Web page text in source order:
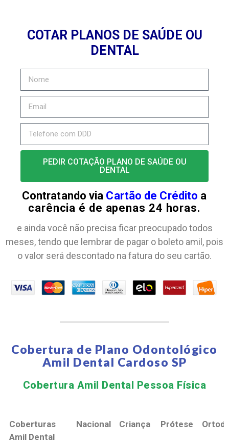
COTAR PLANOS DE SAÚDE OU
DENTAL
PEDIR COTAÇÃO PLANO DE SAÚDE OU
DENTAL
Contratando via Cartão de Crédito a
carência é de apenas 24 horas.
e ainda você não precisa ficar preocupado todos
meses, tendo que lembrar de pagar o boleto amil, pois
o valor será descontado na fatura do seu cartão.
Cobertura de Plano Odontológico
Amil Dental Cardoso SP
Cobertura Amil Dental Pessoa Física​
Coberturas
Amil Dental
Nacional Criança Prótese